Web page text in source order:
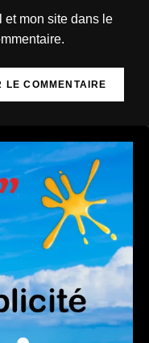
et mon site dans le